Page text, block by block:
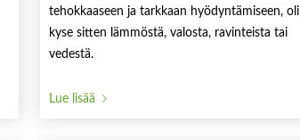
tehokkaaseen ja tarkkaan hyödyntämiseen, oli
kyse sitten lämmöstä, valosta, ravinteista tai
vedestä.
Lue lisää